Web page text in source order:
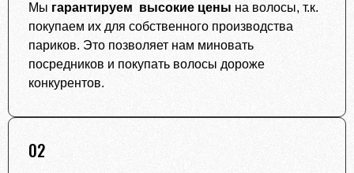
Мы гарантируем высокие цены на волосы, т.к.
покупаем их для собственного производства
париков. Это позволяет нам миновать
посредников и покупать волосы дороже
конкурентов.
02